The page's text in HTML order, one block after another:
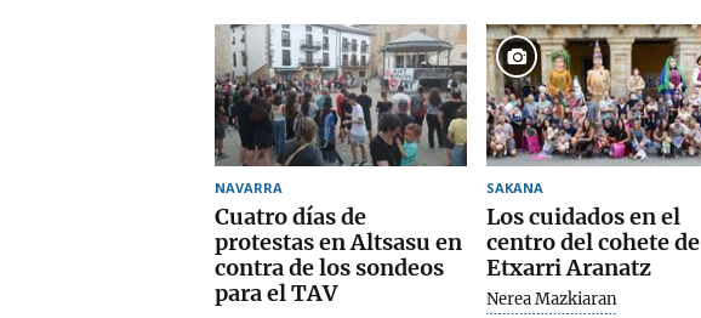
NAVARRA
Cuatro días de
protestas en Altsasu en
contra de los sondeos
para el TAV
SAKANA
Los cuidados en el
centro del cohete de
Etxarri Aranatz
Nerea Mazkiaran